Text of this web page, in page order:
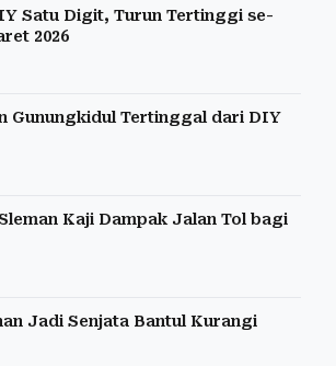
Satu Digit, Turun Tertinggi se-
2026
Gunungkidul Tertinggal dari DIY
Kaji Dampak Jalan Tol bagi
Jadi Senjata Bantul Kurangi